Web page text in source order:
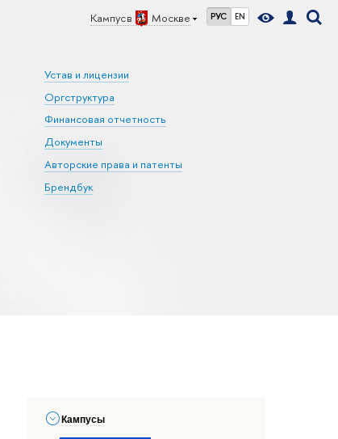
Кампус в Москве РУС EN
Устав и лицензии
Оргструктура
Финансовая отчетность
Документы
Авторские права и патенты
Брендбук
Кампусы